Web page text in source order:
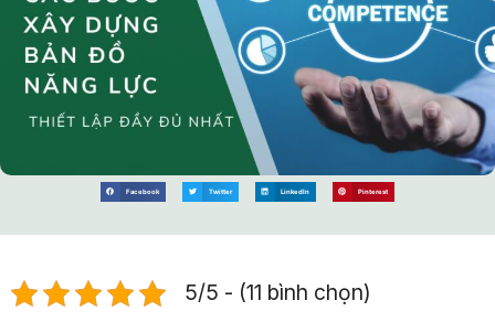
Facebook Twitter LinkedIn Pinterest
5/5 - (11 bình chọn)